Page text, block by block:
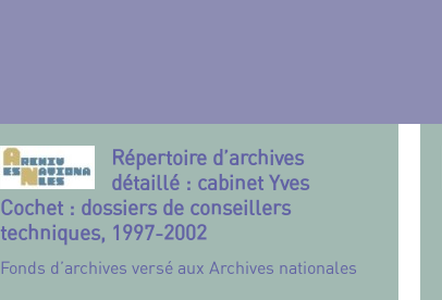
Répertoire d’archives
détaillé : cabinet Yves
Cochet : dossiers de conseillers
techniques, 1997-2002
Fonds d’archives versé aux Archives nationales